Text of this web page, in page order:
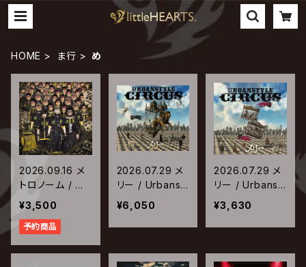
HOME ま行 め
2026.09.16 メ
トロノーム / 無
限×変転=1.44
¥3,500
予約商品
2026.07.29 メ
リー / Urbanst
yle Circus【初
回生産限定盤】
¥6,050
2026.07.29 メ
リー / Urbanst
yle Circus【通
常盤】
¥3,630